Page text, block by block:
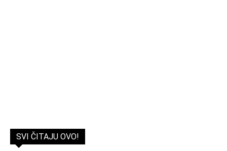
SVI ČITAJU OVO!